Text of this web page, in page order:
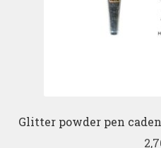
Glitter powder pen